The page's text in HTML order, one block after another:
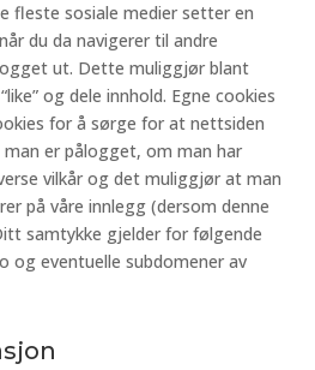
fleste sosiale medier setter en
du da navigerer til andre
ut. Dette muliggjør blant
og dele innhold. Egne cookies
for å sørge for at nettsiden
er pålogget, om man har
vilkår og det muliggjør at man
på våre innlegg (dersom denne
samtykke gjelder for følgende
og eventuelle subdomener av